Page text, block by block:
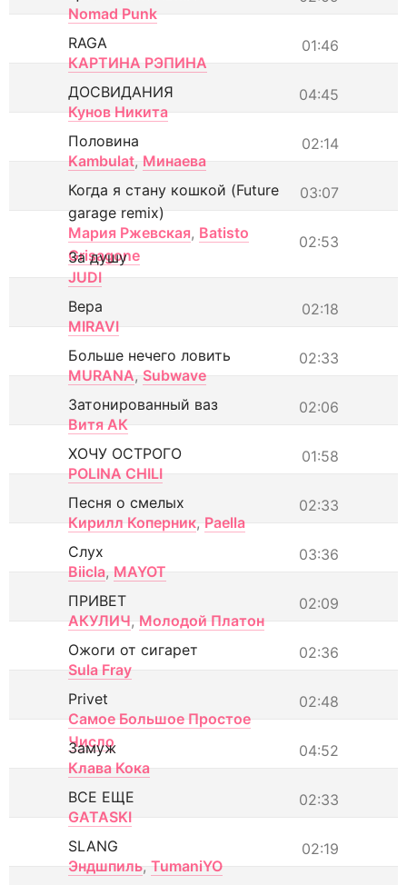
Nomad Punk
01:46
RAGA
КАРТИНА РЭПИНА
04:45
ДОСВИДАНИЯ
Кунов Никита
02:14
Половина
Kambulat, Минаева
03:07
Когда я стану кошкой (Future
garage remix)
Мария Ржевская, Batisto
Grisagone
02:53
За душу
JUDI
02:18
Вера
MIRAVI
02:33
Больше нечего ловить
MURANA, Subwave
02:06
Затонированный ваз
Витя АК
01:58
ХОЧУ ОСТРОГО
POLINA CHILI
02:33
Песня о смелых
Кирилл Коперник, Paella
03:36
Слух
Biicla, MAYOT
02:09
ПРИВЕТ
АКУЛИЧ, Молодой Платон
02:36
Ожоги от сигарет
Sula Fray
02:48
Privet
Самое Большое Простое
Число
04:52
Замуж
Клава Кока
02:33
ВСЕ ЕЩЕ
GATASKI
02:19
SLANG
Эндшпиль, TumaniYO